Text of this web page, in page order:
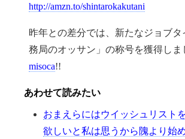
http://amzn.to/shintarokakutani
昨年との差分では、新たなジョブ
務局のオッサン」の称号を獲得しま
misoca!!
あわせて読みたい
おまえらにはウイッシュリスト
欲しいと私は思うから隗より始